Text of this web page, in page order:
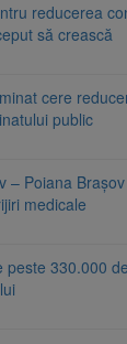
reducerea
să crească
cere
public
– Poiana
medicale
peste 330.000